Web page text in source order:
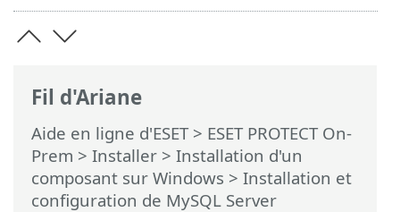
Fil d'Ariane
Aide en ligne d'ESET> ESET PROTECT On-
Prem > Installer > Installation d'un
composant sur Windows > Installation et
configuration de MySQL Server